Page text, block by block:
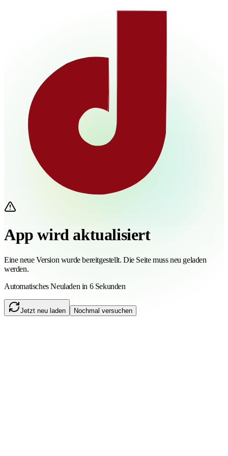
App wird aktualisiert
Eine neue Version wurde bereitgestellt. Die Seite muss neu geladen
werden.
Automatisches Neuladen in 6 Sekunden
Jetzt neu laden Nochmal versuchen